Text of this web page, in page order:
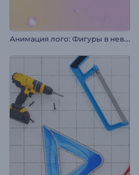
А
нимация лого: Фигуры в невесомости